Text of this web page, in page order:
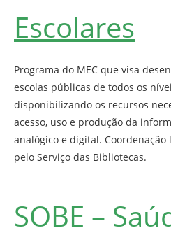
Escolares
Programa do MEC que visa
escolas públicas de todos os
disponibilizando os recursos
acesso, uso e produção da
analógico e digital. Coordenação
pelo Serviço das Bibliotecas.
SOBE –